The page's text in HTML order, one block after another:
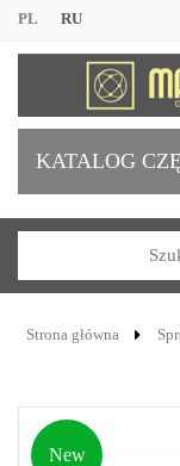
PL RU
KATALOG
Strona główna
New